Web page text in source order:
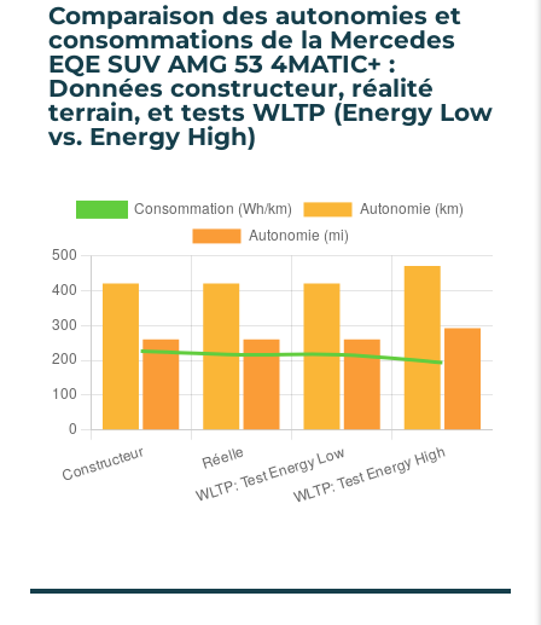
Comparaison des autonomies et
consommations de la Mercedes
EQE SUV AMG 53 4MATIC+ :
Données constructeur, réalité
terrain, et tests WLTP (Energy Low
vs. Energy High)